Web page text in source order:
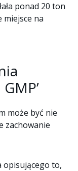
ponad 20 ton
miejsce na
może być nie
zachowanie
opisującego to,